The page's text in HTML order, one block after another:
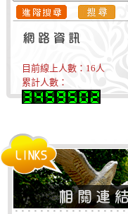
目前線上人數： 16人
累計人數：